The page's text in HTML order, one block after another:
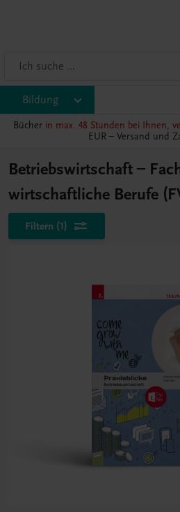
Bildung
Bücher in max. 48 Stunden bei Ihnen,
EUR – Versand und
Betriebswirtschaft –
wirtschaftliche Berufe
Filtern (1)